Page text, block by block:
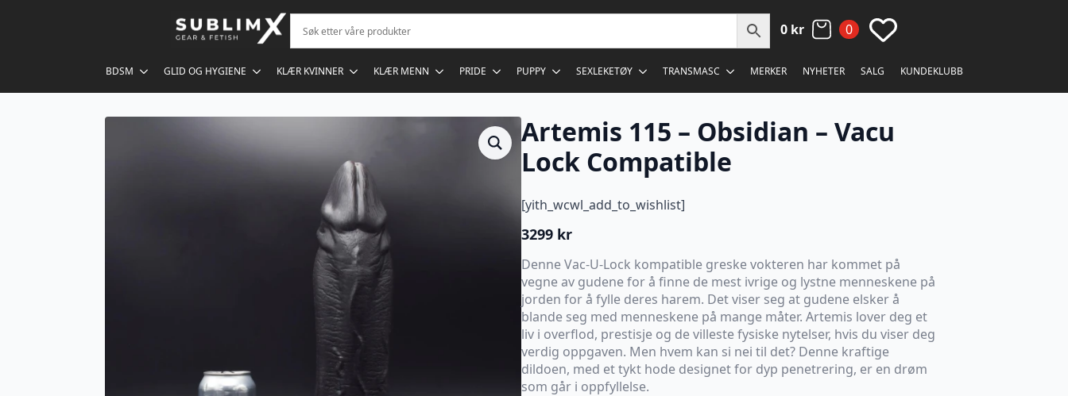
0 kr 0
BDSM GLID OG HYGIENE KLÆR KVINNER KLÆR MENN PRIDE PUPPY SEXLEKETØY TRANSMASC MERKER NYHETER SALG KUNDEKLUBB
Artemis 115 – Obsidian – Vacu
Lock Compatible
[yith_wcwl_add_to_wishlist]
3299 kr
Denne Vac-U-Lock kompatible greske vokteren har kommet på
vegne av gudene for å finne de mest ivrige og lystne menneskene på
jorden for å fylle deres harem. Det viser seg at gudene elsker å
blande seg med menneskene på mange måter. Artemis lover deg et
liv i overflod, prestisje og de villeste fysiske nytelser, hvis du viser deg
verdig oppgaven. Men hvem kan si nei til det? Denne kraftige
dildoen, med et tykt hode designet for dyp penetrering, er en drøm
som går i oppfyllelse.